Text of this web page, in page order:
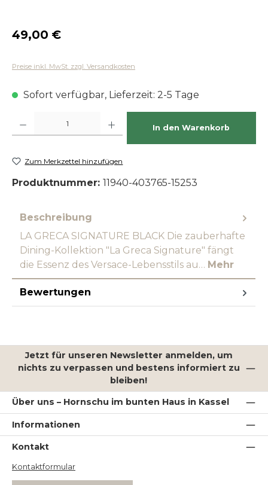
Regulärer Preis:
49,00 €
Preise inkl. MwSt. zzgl. Versandkosten
Sofort verfügbar, Lieferzeit: 2-5 Tage
In den Warenkorb
Zum Merkzettel hinzufügen
Produktnummer: 11940-403765-15253
Beschreibung
LA GRECA SIGNATURE BLACK Die zauberhafte
Dining-Kollektion "La Greca Signature" fängt
die Essenz des Versace-Lebensstils au… Mehr
Bewertungen
Jetzt für unseren Newsletter anmelden, um
nichts zu verpassen und bestens informiert zu
bleiben!
Über uns – Hornschu im bunten Haus in Kassel
Informationen
Kontakt
Kontaktformular